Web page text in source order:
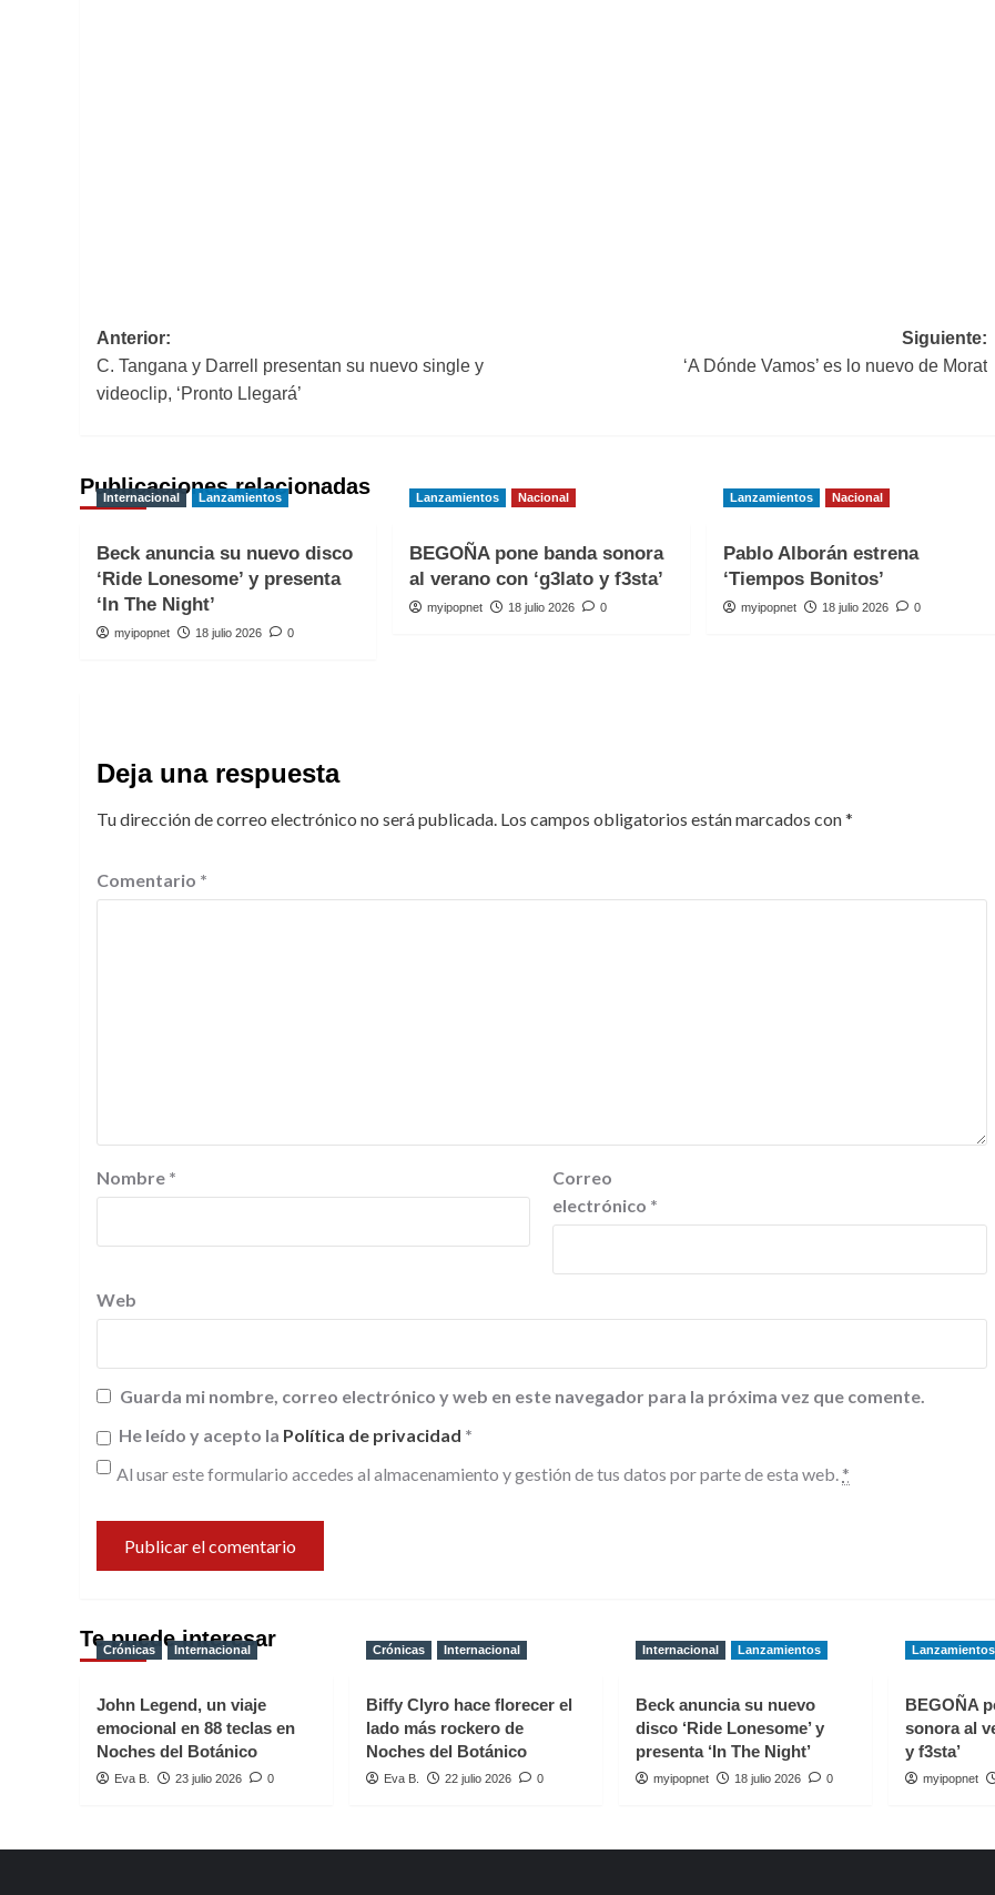
Navegación
de
entradas
Anterior:
C. Tangana y Darrell presentan su nuevo single y
videoclip, ‘Pronto Llegará’
Siguiente:
‘A Dónde Vamos’ es lo nuevo de Morat
Publicaciones relacionadas
Internacional Lanzamientos
Beck anuncia su nuevo disco
‘Ride Lonesome’ y presenta
‘In The Night’
myipopnet 18 julio 2026 0
Lanzamientos Nacional
BEGOÑA pone banda sonora
al verano con ‘g3lato y f3sta’
myipopnet 18 julio 2026 0
Lanzamientos Nacional
Pablo Alborán estrena
‘Tiempos Bonitos’
myipopnet 18 julio 2026 0
Deja una respuesta
Tu dirección de correo electrónico no será publicada. Los campos obligatorios están marcados con*
Comentario *
Nombre *
Correo
electrónico *
Web
Guarda mi nombre, correo electrónico y web en este navegador para la próxima vez que comente.
He leído y acepto la Política de privacidad *
Al usar este formulario accedes al almacenamiento y gestión de tus datos por parte de esta web. *
Te puede interesar
Crónicas Internacional
John Legend, un viaje
emocional en 88 teclas en
Noches del Botánico
Eva B. 23 julio 2026 0
Crónicas Internacional
Biffy Clyro hace florecer el
lado más rockero de
Noches del Botánico
Eva B. 22 julio 2026 0
Internacional Lanzamientos
Beck anuncia su nuevo
disco ‘Ride Lonesome’ y
presenta ‘In The Night’
myipopnet 18 julio 2026 0
Lanzamientos
BEGOÑA
sonora al
y f3sta’
myipopnet